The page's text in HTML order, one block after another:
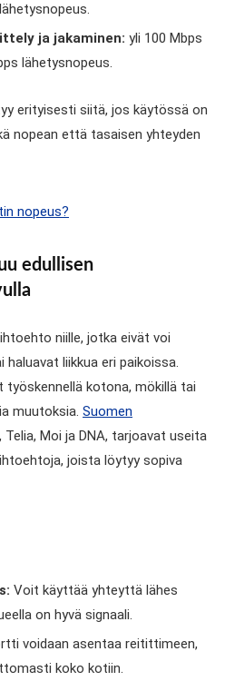
ja jakaminen: yli 100 Mbps
lähetysnopeus.
erityisesti siitä, jos käytössä on
nopean että tasaisen yhteyden
nopeus?
edullisen
niille, jotka eivät voi
liikkua eri paikoissa.
työskennellä kotona, mökillä tai
muutoksia. Suomen
Telia, Moi ja DNA, tarjoavat useita
joista löytyy sopiva
Voit käyttää yhteyttä lähes
on hyvä signaali.
voidaan asentaa reitittimeen,
koko kotiin.